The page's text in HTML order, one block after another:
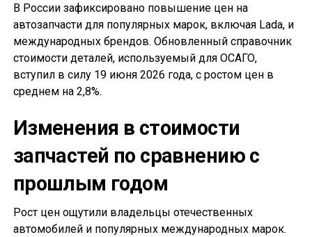
В России зафиксировано повышение цен на
автозапчасти для популярных марок, включая Lada, и
международных брендов. Обновленный справочник
стоимости деталей, используемый для ОСАГО,
вступил в силу 19 июня 2026 года, с ростом цен в
среднем на 2,8%.
Изменения в стоимости
запчастей по сравнению с
прошлым годом
Рост цен ощутили владельцы отечественных
автомобилей и популярных международных марок.